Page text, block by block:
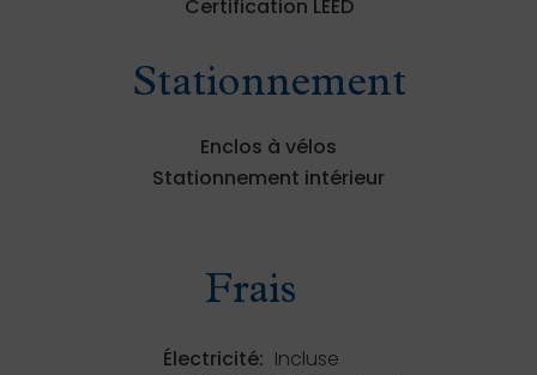
Certification LEED
Stationnement
Enclos à vélos
Stationnement intérieur
Frais
Électricité: Incluse